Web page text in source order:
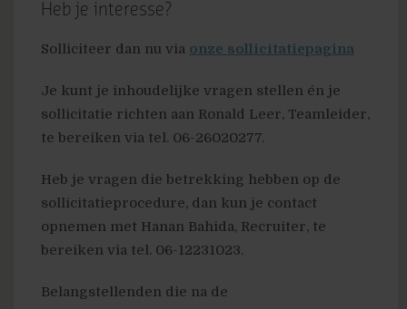
Heb je interesse?
Solliciteer dan nu via onze sollicitatiepagina
Je kunt je inhoudelijke vragen stellen én je
sollicitatie richten aan Ronald Leer, Teamleider,
te bereiken via tel. 06-26020277.
Heb je vragen die betrekking hebben op de
sollicitatieprocedure, dan kun je contact
opnemen met Hanan Bahida, Recruiter, te
bereiken via tel. 06-12231023.
Belangstellenden die na de